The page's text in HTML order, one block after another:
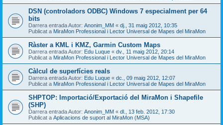
DSN (controladors ODBC) Windows 7 especialment per 64
bits
Darrera entrada Autor: Anonim_MM « dj., 31 maig 2012, 10:35
Publicat a MiraMon Professional i Lector Universal de Mapes del MiraMon
Ràster a KML i KMZ, Garmin Custom Maps
Darrera entrada Autor: Edu Luque « dv., 11 maig 2012, 20:14
Publicat a MiraMon Professional i Lector Universal de Mapes del MiraMon
Càlcul de superfícies reals
Darrera entrada Autor: Edu Luque « dc., 09 maig 2012, 12:07
Publicat a MiraMon Professional i Lector Universal de Mapes del MiraMon
SHPTOP: Importació/Exportació del MiraMon i Shapefile
(SHP)
Darrera entrada Autor: Anonim_MM « dl., 13 feb. 2012, 17:30
Publicat a Aplicacions de suport al MiraMon (MSA)